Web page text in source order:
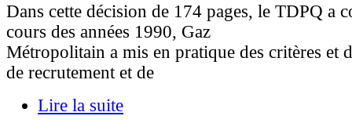
Dans cette décision de 174 pages, le TDPQ a
cours des années 1990, Gaz
Métropolitain a mis en pratique des critères et
de recrutement et de
Lire la suite